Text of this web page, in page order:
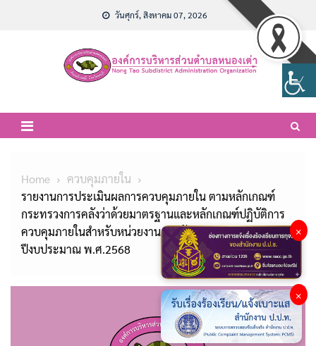
วันศุกร์, สิงหาคม 07, 2026
Home
ควบคุมภายใน
รายงานการประเมินผลการควบคุมภายใน ตามหลักเกณฑ์
กระทรวงการคลังว่าด้วยมาตรฐานและหลักเกณฑ์ปฏิบัติการ
ควบคุมภายในสำหรับหน่วยงานภาครัฐ พ.ศ.2561 ประจำ
ปีงบประมาณ พ.ศ.2568
×
×